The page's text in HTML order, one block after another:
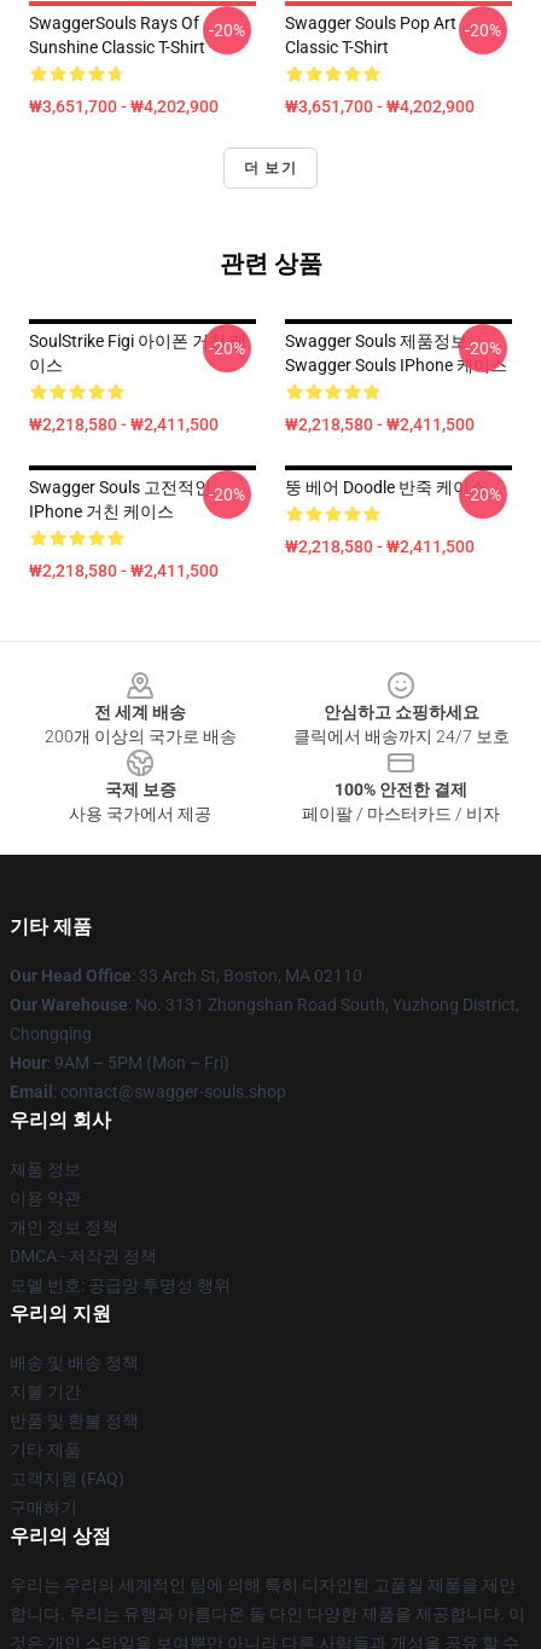
SwaggerSouls Rays Of
Sunshine Classic T-Shirt
₩3,651,700 - ₩4,202,900
-20%
Swagger Souls Pop Art
Classic T-Shirt
₩3,651,700 - ₩4,202,900
-20%
더 보기
관련 상품
SoulStrike Figi 아이폰 거친 케
이스
₩2,218,580 - ₩2,411,500
-20%
Swagger Souls 제품정보
Swagger Souls IPhone 케이스
₩2,218,580 - ₩2,411,500
-20%
Swagger Souls 고전적인
IPhone 거친 케이스
₩2,218,580 - ₩2,411,500
-20% 뚱 베어 Doodle 반죽 케이스
₩2,218,580 - ₩2,411,500
-20%
전 세계 배송
200개 이상의 국가로 배송
안심하고 쇼핑하세요
클릭에서 배송까지 24/7 보호
국제 보증
사용 국가에서 제공
100% 안전한 결제
페이팔 / 마스터카드 / 비자
기타 제품
Our Head Office: 33 Arch St, Boston, MA 02110
Our Warehouse: No. 3131 Zhongshan Road South, Yuzhong District,
Chongqing
Hour: 9AM – 5PM (Mon – Fri)
Email : contact@swagger-souls.shop
우리의 회사
제품 정보
이용 약관
개인 정보 정책
DMCA - 저작권 정책
모델 번호: 공급망 투명성 행위
우리의 지원
배송 및 배송 정책
지불 기간
반품 및 환불 정책
기타 제품
고객지원 (FAQ)
구매하기
우리의 상점
우리는 우리의 세계적인 팀에 의해 특히 디자인된 고품질 제품을 제안
합니다. 우리는 유행과 아름다운 둘 다인 다양한 제품을 제공합니다. 이
것은 개인 스타일을 보여뿐만 아니라 다른 사람들과 개성을 공유 할 수